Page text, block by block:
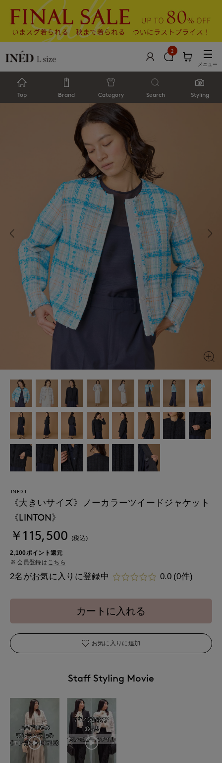
2
メニュー
Top Brand Category Search Styling
INED L
《大きいサイズ》ノーカラーツイードジャケット
《LINTON》
￥115,500 (税込)
2,100ポイント還元
会員登録は こちら
2名がお気に入りに登録中 0.0 (0件)
カートに入れる
お気に入りに追加
Staff Styling Movie